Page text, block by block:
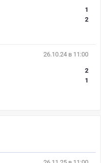
1
2
26.10.24 в 11:00
2
1